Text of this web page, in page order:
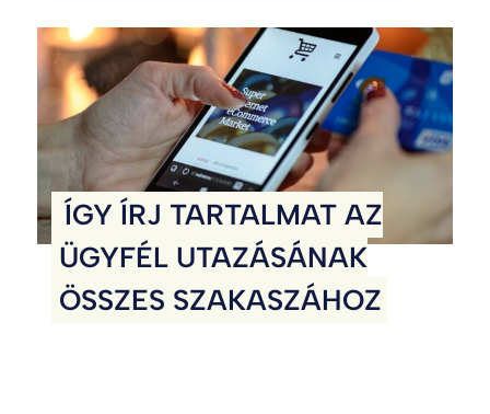
ÍGY ÍRJ TARTALMAT AZ
ÜGYFÉL UTAZÁSÁNAK
ÖSSZES SZAKASZÁHOZ